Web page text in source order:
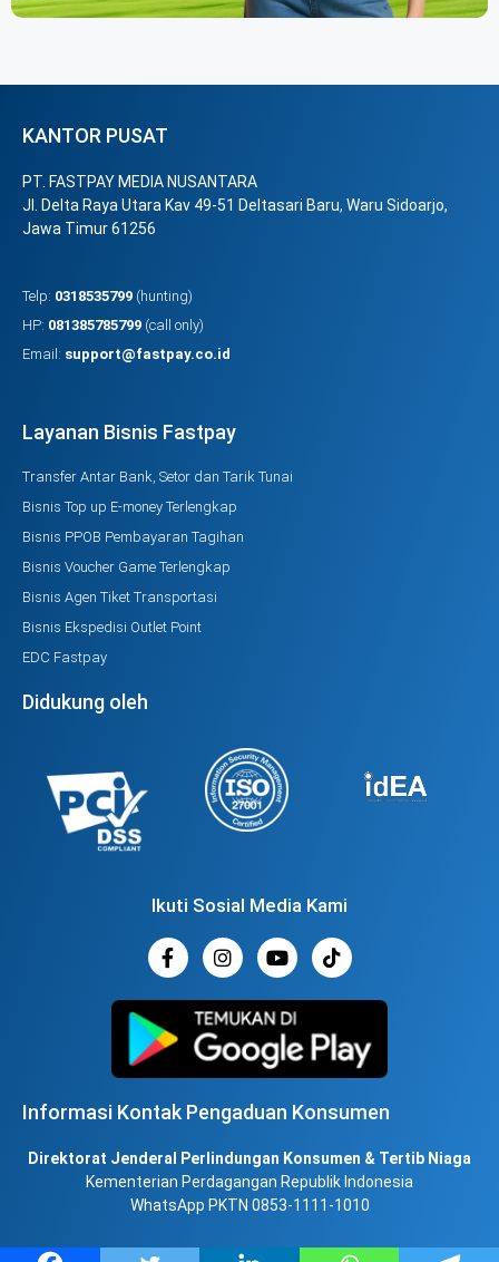
KANTOR PUSAT
PT. FASTPAY MEDIA NUSANTARA
Jl. Delta Raya Utara Kav 49-51 Deltasari Baru, Waru Sidoarjo,
Jawa Timur 61256
Telp: 0318535799 (hunting)
HP: 081385785799 (call only)
Email: support@fastpay.co.id
Layanan Bisnis Fastpay
Transfer Antar Bank, Setor dan Tarik Tunai
Bisnis Top up E-money Terlengkap
Bisnis PPOB Pembayaran Tagihan
Bisnis Voucher Game Terlengkap
Bisnis Agen Tiket Transportasi
Bisnis Ekspedisi Outlet Point
EDC Fastpay
Didukung oleh
Ikuti Sosial Media Kami
Informasi Kontak Pengaduan Konsumen
Direktorat Jenderal Perlindungan Konsumen & Tertib Niaga
Kementerian Perdagangan Republik Indonesia
WhatsApp PKTN 0853-1111-1010